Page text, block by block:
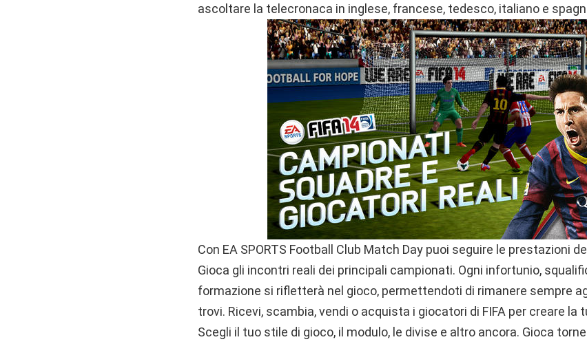
ascoltare la telecronaca in inglese, francese, tedesco, italiano e
Con EA SPORTS Football Club Match Day puoi seguire le prestazioni
Gioca gli incontri reali dei principali campionati. Ogni infortunio,
formazione si rifletterà nel gioco, permettendoti di rimanere sempre
trovi. Ricevi, scambia, vendi o acquista i giocatori di FIFA per creare la
Scegli il tuo stile di gioco, il modulo, le divise e altro ancora. Gioca